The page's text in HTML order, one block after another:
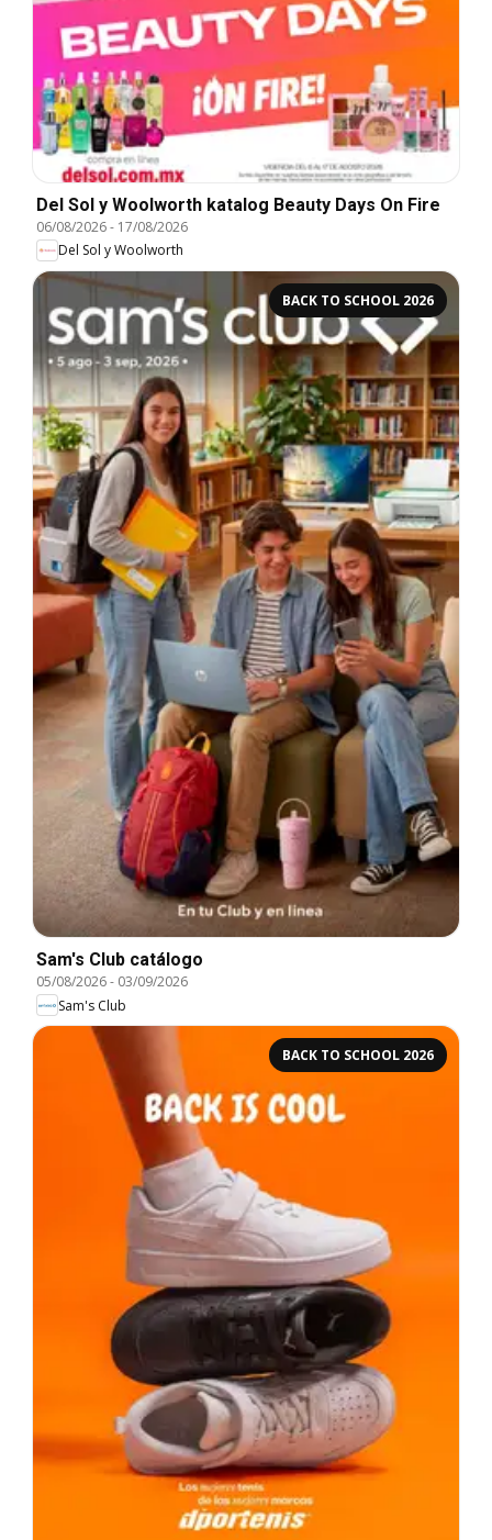
Del Sol y Woolworth katalog Beauty Days On Fire
06/08/2026- 17/08/2026
Del Sol y Woolworth
BACK TO SCHOOL 2026
Sam's Club catálogo
05/08/2026- 03/09/2026
Sam's Club
BACK TO SCHOOL 2026